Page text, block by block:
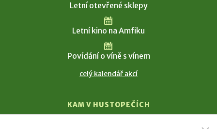
Letní otevřené sklepy
Letní kino na Amfiku
Povídání o víně s vínem
celý kalendář akcí
KAM V HUSTOPEČÍCH